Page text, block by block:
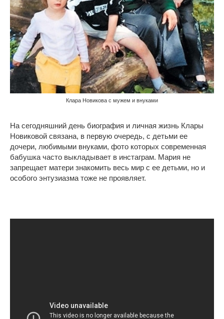
Клара Новикова с мужем и внуками
На сегодняшний день биография и личная жизнь Клары
Новиковой связана, в первую очередь, с детьми ее
дочери, любимыми внуками, фото которых современная
бабушка часто выкладывает в инстаграм. Мария не
запрещает матери знакомить весь мир с ее детьми, но и
особого энтузиазма тоже не проявляет.